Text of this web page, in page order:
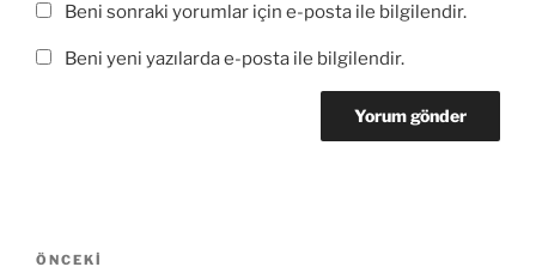
Beni sonraki yorumlar için e-posta ile bilgilendir.
Beni yeni yazılarda e-posta ile bilgilendir.
Yazı
Önceki
ÖNCEKI